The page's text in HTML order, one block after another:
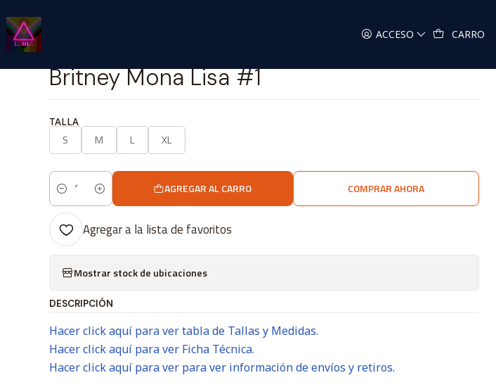
ACCESO CARRO
Música Classic
Britney Mona Lisa #1
TALLA
S M L XL
Cantidad
AGREGAR AL CARRO COMPRAR AHORA
Agregar a la lista de favoritos
Mostrar stock de ubicaciones
DESCRIPCIÓN
Hacer click aquí para ver tabla de Tallas y Medidas.
Hacer click aquí para ver Ficha Técnica.
Hacer click aquí para ver para ver información de envíos y retiros.